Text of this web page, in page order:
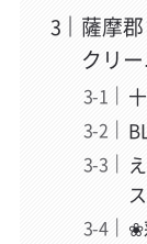
薩摩
クリ
ス
❀